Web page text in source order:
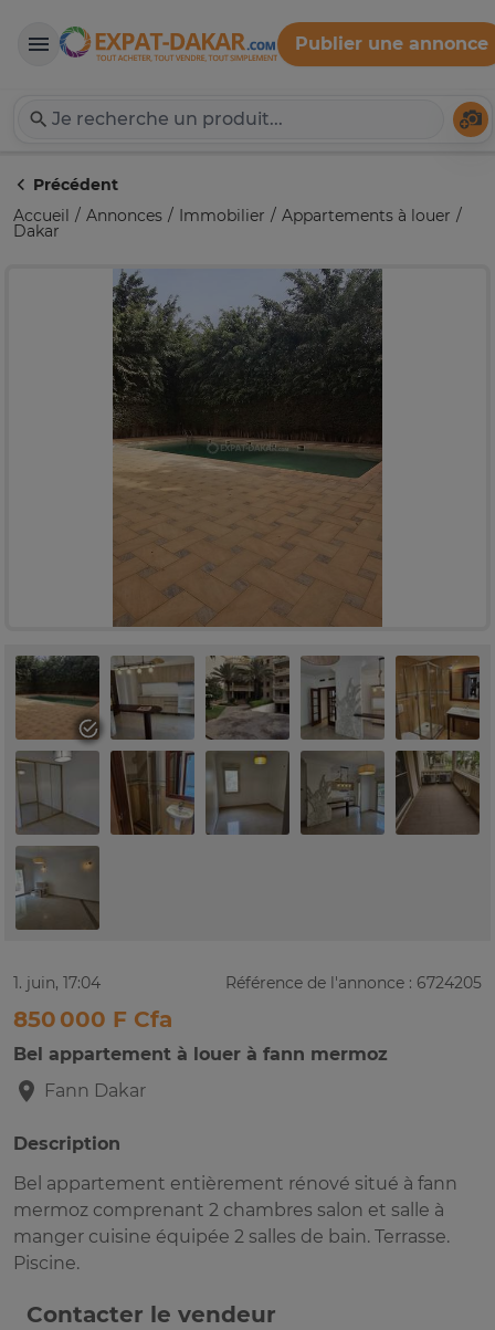
Expat-Dakar
Publier une annonce
Précédent
Accueil
Annonces Immobilier Appartements à louer
Dakar
1. juin, 17:04 Référence de l'annonce : 6724205
850 000 F Cfa
Bel appartement à louer à fann mermoz
Fann Dakar
Description
Bel appartement entièrement rénové situé à fann
mermoz comprenant 2 chambres salon et salle à
manger cuisine équipée 2 salles de bain. Terrasse.
Piscine.
Contacter le vendeur